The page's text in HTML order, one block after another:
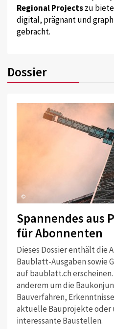
Regional Projectszu
digital, prägnant und
gebracht.
Dossier
©
Spannendes aus
für Abonnenten
Dieses Dossier enthält die
Baublatt-Ausgaben sowie
auf baublatt.ch
anderem um die
Bauverfahren,
aktuelle Bauprojekte oder
interessante Baustellen.